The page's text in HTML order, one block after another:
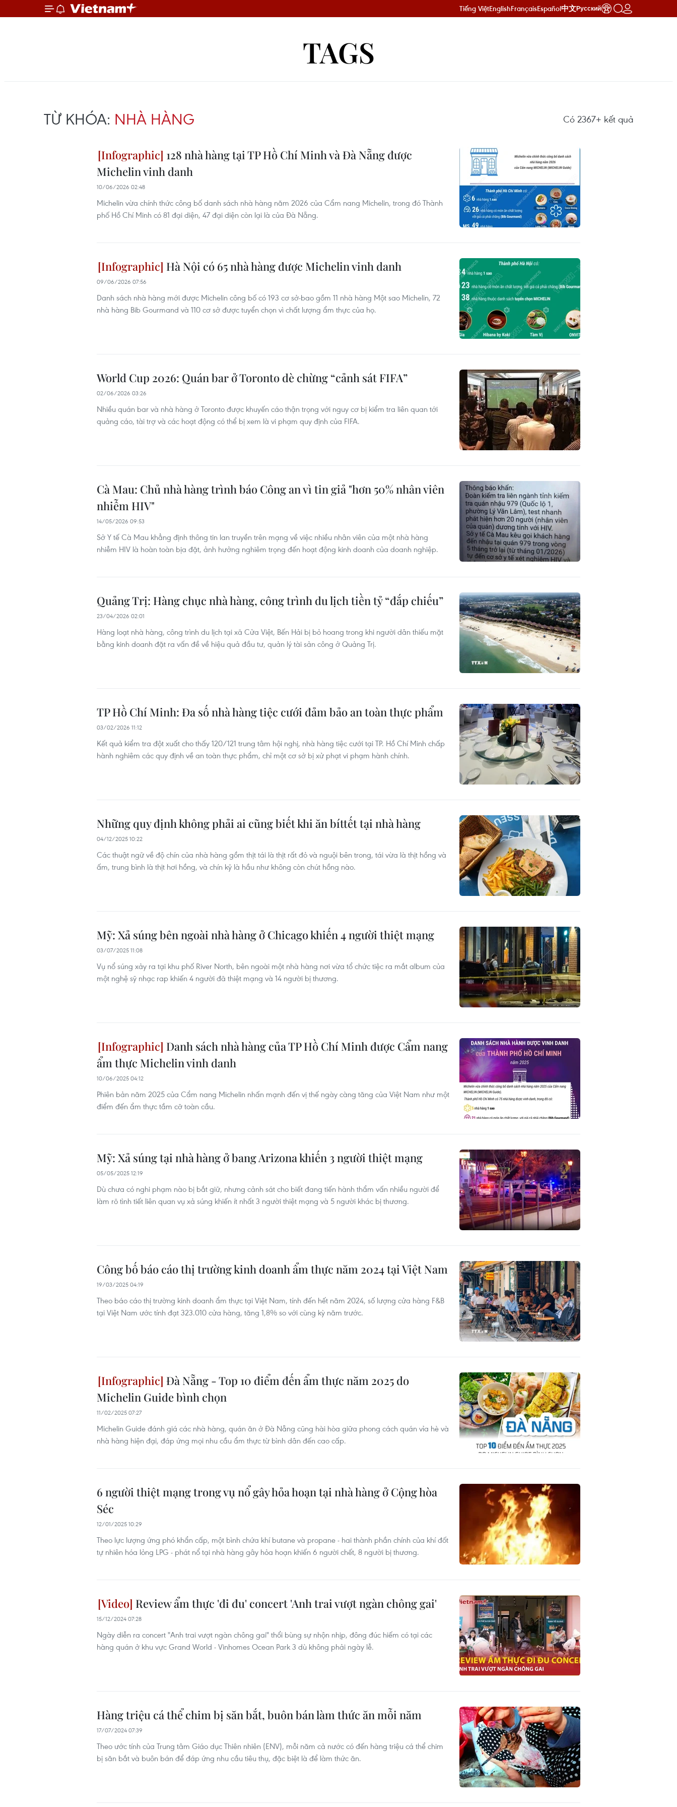
Tiếng ViệtEnglishFrançaisEspañol中文Русский
TAGS
TỪ KHÓA: NHÀ HÀNG Có 2367+ kết quả
128 nhà hàng tại TP Hồ Chí Minh và Đà Nẵng được
Michelin vinh danh
10/06/2026 02:48
Michelin vừa chính thức công bố danh sách nhà hàng năm 2026 của Cẩm nang Michelin, trong đó Thành
phố Hồ Chí Minh có 81 đại diện, 47 đại diện còn lại là của Đà Nẵng.
Hà Nội có 65 nhà hàng được Michelin vinh danh
09/06/2026 07:56
Danh sách nhà hàng mới được Michelin công bố có 193 cơ sở-bao gồm 11 nhà hàng Một sao Michelin, 72
nhà hàng Bib Gourmand và 110 cơ sở được tuyển chọn vì chất lượng ẩm thực của họ.
World Cup 2026: Quán bar ở Toronto dè chừng “cảnh sát FIFA”
02/06/2026 03:26
Nhiều quán bar và nhà hàng ở Toronto được khuyến cáo thận trọng với nguy cơ bị kiểm tra liên quan tới
quảng cáo, tài trợ và các hoạt động có thể bị xem là vi phạm quy định của FIFA.
Cà Mau: Chủ nhà hàng trình báo Công an vì tin giả "hơn 50% nhân viên
nhiễm HIV"
14/05/2026 09:53
Sở Y tế Cà Mau khẳng định thông tin lan truyền trên mạng về việc nhiều nhân viên của một nhà hàng
nhiễm HIV là hoàn toàn bịa đặt, ảnh hưởng nghiêm trọng đến hoạt động kinh doanh của doanh nghiệp.
Quảng Trị: Hàng chục nhà hàng, công trình du lịch tiền tỷ “đắp chiếu”
23/04/2026 02:01
Hàng loạt nhà hàng, công trình du lịch tại xã Cửa Việt, Bến Hải bị bỏ hoang trong khi người dân thiếu mặt
bằng kinh doanh đặt ra vấn đề về hiệu quả đầu tư, quản lý tài sản công ở Quảng Trị.
TP Hồ Chí Minh: Đa số nhà hàng tiệc cưới đảm bảo an toàn thực phẩm
03/02/2026 11:12
Kết quả kiểm tra đột xuất cho thấy 120/121 trung tâm hội nghị, nhà hàng tiệc cưới tại TP. Hồ Chí Minh chấp
hành nghiêm các quy định về an toàn thực phẩm, chỉ một cơ sở bị xử phạt vi phạm hành chính.
Những quy định không phải ai cũng biết khi ăn bíttết tại nhà hàng
04/12/2025 10:22
Các thuật ngữ về độ chín của nhà hàng gồm thịt tái là thịt rất đỏ và nguội bên trong, tái vừa là thịt hồng và
ấm, trung bình là thịt hơi hồng, và chín kỹ là hầu như không còn chút hồng nào.
Mỹ: Xả súng bên ngoài nhà hàng ở Chicago khiến 4 người thiệt mạng
03/07/2025 11:08
Vụ nổ súng xảy ra tại khu phố River North, bên ngoài một nhà hàng nơi vừa tổ chức tiệc ra mắt album của
một nghệ sỹ nhạc rap khiến 4 người đã thiệt mạng và 14 người bị thương.
Danh sách nhà hàng của TP Hồ Chí Minh được Cẩm nang
ẩm thực Michelin vinh danh
10/06/2025 04:12
Phiên bản năm 2025 của Cẩm nang Michelin nhấn mạnh đến vị thế ngày càng tăng của Việt Nam như một
điểm đến ẩm thực tầm cỡ toàn cầu.
Mỹ: Xả súng tại nhà hàng ở bang Arizona khiến 3 người thiệt mạng
05/05/2025 12:19
Dù chưa có nghi phạm nào bị bắt giữ, nhưng cảnh sát cho biết đang tiến hành thẩm vấn nhiều người để
làm rõ tình tiết liên quan vụ xả súng khiến ít nhất 3 người thiệt mạng và 5 người khác bị thương.
Công bố báo cáo thị trường kinh doanh ẩm thực năm 2024 tại Việt Nam
19/03/2025 04:19
Theo báo cáo thị trường kinh doanh ẩm thực tại Việt Nam, tính đến hết năm 2024, số lượng cửa hàng F&B
tại Việt Nam ước tính đạt 323.010 cửa hàng, tăng 1,8% so với cùng kỳ năm trước.
Đà Nẵng - Top 10 điểm đến ẩm thực năm 2025 do
Michelin Guide bình chọn
11/02/2025 07:27
Michelin Guide đánh giá các nhà hàng, quán ăn ở Đà Nẵng cũng hài hòa giữa phong cách quán vỉa hè và
nhà hàng hiện đại, đáp ứng mọi nhu cầu ẩm thực từ bình dân đến cao cấp.
6 người thiệt mạng trong vụ nổ gây hỏa hoạn tại nhà hàng ở Cộng hòa
Séc
12/01/2025 10:29
Theo lực lượng ứng phó khẩn cấp, một bình chứa khí butane và propane - hai thành phần chính của khí đốt
tự nhiên hóa lỏng LPG - phát nổ tại nhà hàng gây hỏa hoạn khiến 6 người chết, 8 người bị thương.
Review ẩm thực 'đi đu' concert 'Anh trai vượt ngàn chông gai'
15/12/2024 07:28
Ngày diễn ra concert "Anh trai vượt ngàn chông gai" thổi bùng sự nhộn nhịp, đông đúc hiếm có tại các
hàng quán ở khu vực Grand World - Vinhomes Ocean Park 3 dù không phải ngày lễ.
Hàng triệu cá thể chim bị săn bắt, buôn bán làm thức ăn mỗi năm
17/07/2024 07:39
Theo ước tính của Trung tâm Giáo dục Thiên nhiên (ENV), mỗi năm cả nước có đến hàng triệu cá thể chim
bị săn bắt và buôn bán để đáp ứng nhu cầu tiêu thụ, đặc biệt là để làm thức ăn.